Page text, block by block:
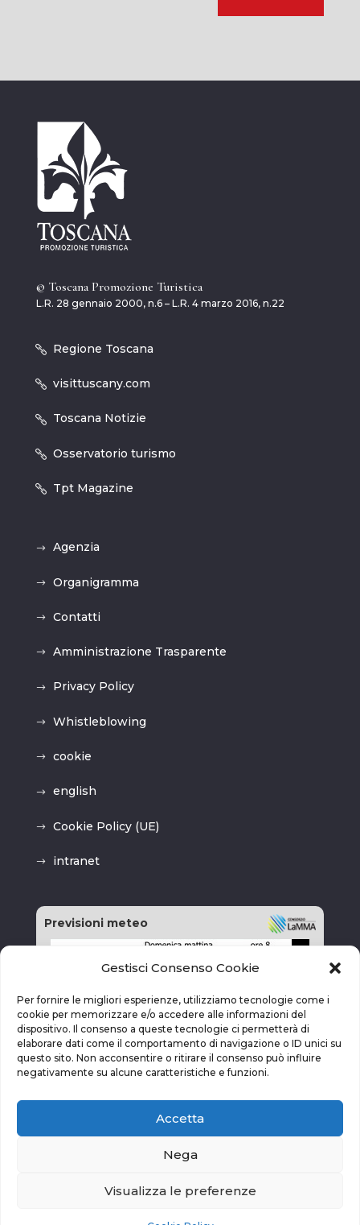
Gestisci Consenso Cookie
Per fornire le migliori esperienze, utilizziamo tecnologie come i
cookie per memorizzare e/o accedere alle informazioni del
dispositivo. Il consenso a queste tecnologie ci permetterà di
elaborare dati come il comportamento di navigazione o ID unici su
questo sito. Non acconsentire o ritirare il consenso può influire
negativamente su alcune caratteristiche e funzioni.
Accetta
Nega
Visualizza le preferenze
© Toscana Promozione Turistica
L.R. 28 gennaio 2000, n.6 – L.R. 4 marzo 2016, n.22
Regione Toscana
visittuscany.com
Toscana Notizie
Osservatorio turismo
Tpt Magazine
Agenzia
Organigramma
Contatti
Amministrazione Trasparente
Privacy Policy
Whistleblowing
cookie
english
Cookie Policy (UE)
intranet
Previsioni meteo